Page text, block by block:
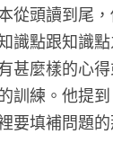
從頭讀到尾
識點跟知識
甚麼樣的心
訓練。他提
要填補問題的